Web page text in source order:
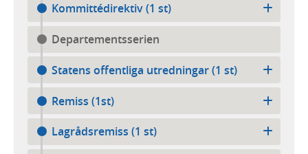
Kommittédirektiv (1 st)
Departementsserien
Statens offentliga utredningar (1 st)
Remiss (1st)
Lagrådsremiss (1 st)